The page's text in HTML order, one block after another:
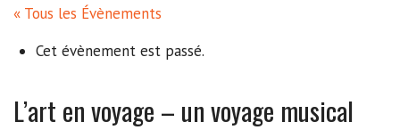
« Tous les Évènements
Cet évènement est passé.
L’art en voyage – un voyage musical